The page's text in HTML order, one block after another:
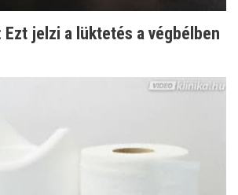
Ezt jelzi a lüktetés a végbélben